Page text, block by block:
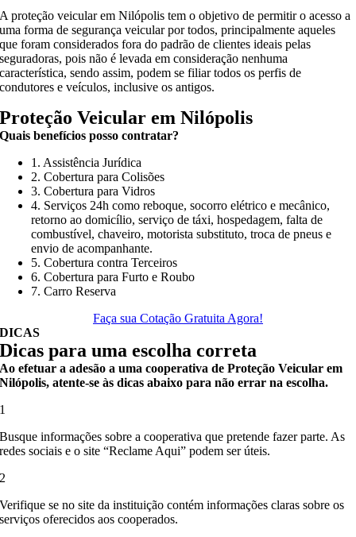
A proteção veicular em Nilópolis tem o objetivo de permitir o acesso a
uma forma de segurança veicular por todos, principalmente aqueles
que foram considerados fora do padrão de clientes ideais pelas
seguradoras, pois não é levada em consideração nenhuma
característica, sendo assim, podem se filiar todos os perfis de
condutores e veículos, inclusive os antigos.
Proteção Veicular em Nilópolis
Quais benefícios posso contratar?
1. Assistência Jurídica
2. Cobertura para Colisões
3. Cobertura para Vidros
4. Serviços 24h como reboque, socorro elétrico e mecânico,
retorno ao domicílio, serviço de táxi, hospedagem, falta de
combustível, chaveiro, motorista substituto, troca de pneus e
envio de acompanhante.
5. Cobertura contra Terceiros
6. Cobertura para Furto e Roubo
7. Carro Reserva
Faça sua Cotação Gratuita Agora!
DICAS
Dicas para uma escolha correta
Ao efetuar a adesão a uma cooperativa de Proteção Veicular em
Nilópolis, atente-se às dicas abaixo para não errar na escolha.
1
Busque informações sobre a cooperativa que pretende fazer parte. As
redes sociais e o site “Reclame Aqui” podem ser úteis.
2
Verifique se no site da instituição contém informações claras sobre os
serviços oferecidos aos cooperados.